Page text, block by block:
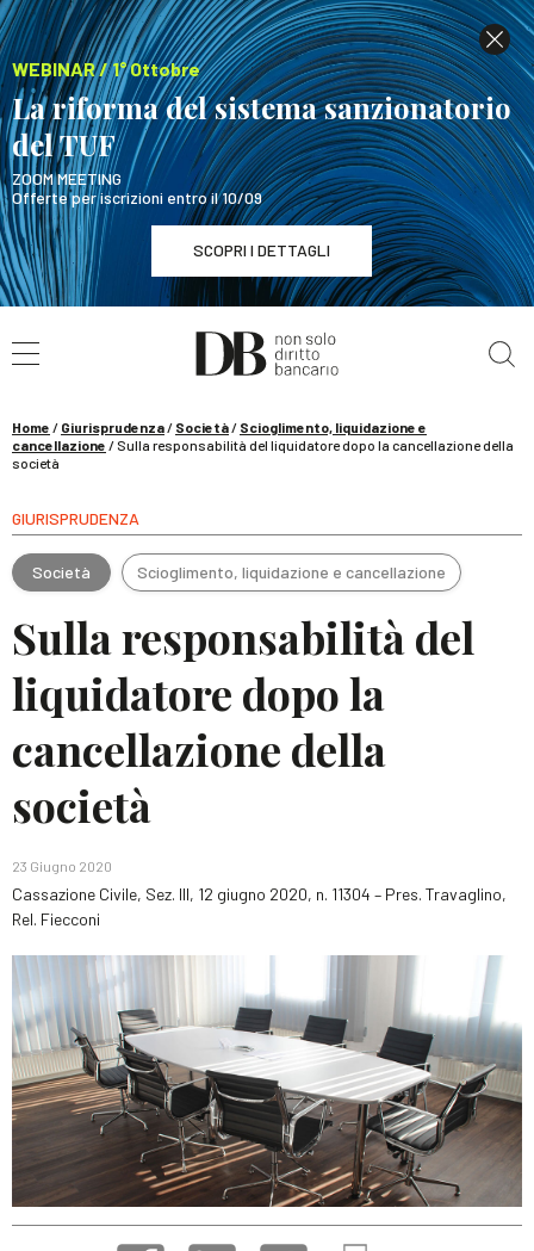
WEBINAR / 1° Ottobre
La riforma del sistema sanzionatorio
del TUF
ZOOM MEETING
Offerte per iscrizioni entro il 10/09
SCOPRI I DETTAGLI
WEBINAR / 1° Ottobre
La riforma del sistema sanzionatorio del TUF
Home / Giurisprudenza/ Società/ Scioglimento, liquidazione e
cancellazione / Sulla responsabilità del liquidatore dopo la cancellazione della
società
GIURISPRUDENZA
Società Scioglimento, liquidazione e cancellazione
Sulla responsabilità del
liquidatore dopo la
cancellazione della
società
23 Giugno 2020
Cassazione Civile, Sez. III, 12 giugno 2020, n. 11304 – Pres. Travaglino,
Rel. Fiecconi